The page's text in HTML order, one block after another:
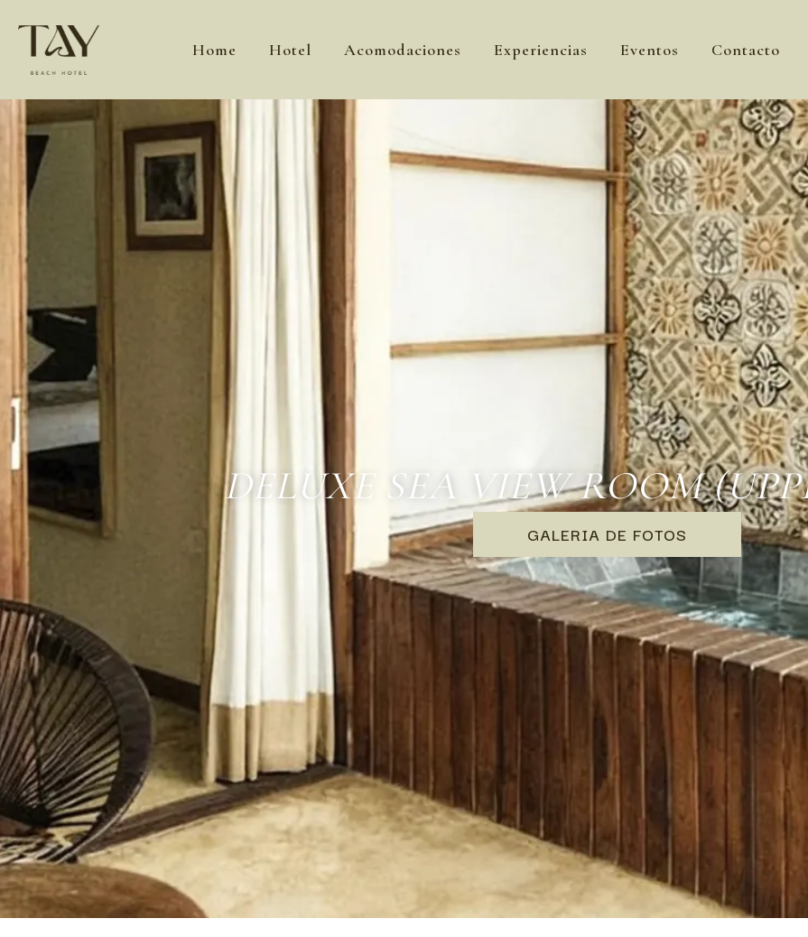
contenido
Home Hotel Acomodaciones Experiencias Eventos Contacto
DELUXE SEA VIEW ROOM
GALERIA DE FOTOS